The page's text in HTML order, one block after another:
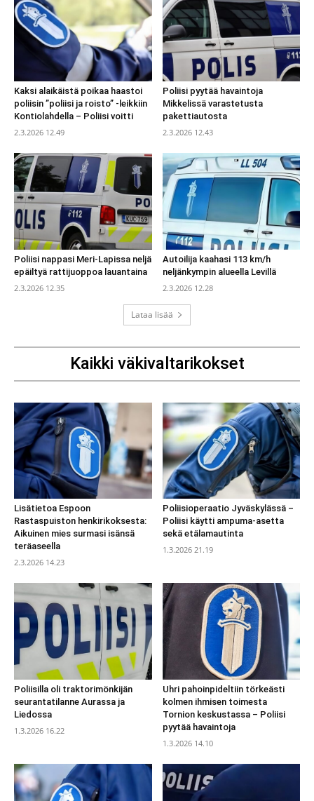
Kaksi alaikäistä poikaa haastoi
poliisin ”poliisi ja roisto” -leikkiin
Kontiolahdella – Poliisi voitti
2.3.2026 12.49
Poliisi pyytää havaintoja
Mikkelissä varastetusta
pakettiautosta
2.3.2026 12.43
Poliisi nappasi Meri-Lapissa neljä
epäiltyä rattijuoppoa lauantaina
2.3.2026 12.35
Autoilija kaahasi 113 km/h
neljänkympin alueella Levillä
2.3.2026 12.28
Lataa lisää
Kaikki väkivaltarikokset
Lisätietoa Espoon
Rastaspuiston henkirikoksesta:
Aikuinen mies surmasi isänsä
teräaseella
2.3.2026 14.23
Poliisioperaatio Jyväskylässä –
Poliisi käytti ampuma-asetta
sekä etälamautinta
1.3.2026 21.19
Poliisilla oli traktorimönkijän
seurantatilanne Aurassa ja
Liedossa
1.3.2026 16.22
Uhri pahoinpideltiin törkeästi
kolmen ihmisen toimesta
Tornion keskustassa – Poliisi
pyytää havaintoja
1.3.2026 14.10